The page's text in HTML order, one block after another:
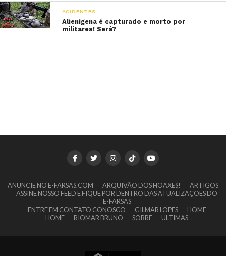
ACIDENTES
Alienígena é capturado e morto por
militares! Será?
ANUNCIE NO E-FARSAS.COM ARQUIVÃO DOS HOAXES!
ARTIGOS
ASSINE NOSSO FEED E FIQUE POR DENTRO DAS ATUALIZAÇÕES DO
E-FARSAS
ENTRE EM CONTATO CONOSCO
GILMAR LOPES
HOME
HOME
RIOMAR BRUNO SOBRE ULTIMAS